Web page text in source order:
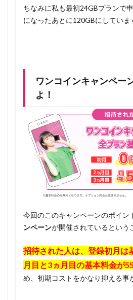
ちなみに私も最初24GBプランで
になったあとに120GBにしていま
ワンコインキャンペー
よ！
今回のこのキャンペーンのポイン
ンペーンが開催されているという
招待された人は、登録初月は
月目と3ヵ月目の基本料金が
め、初期コストをかなり抑える事